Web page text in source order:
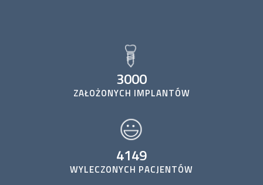
ZAŁOŻONYCH IMPLANTÓW
3000
WYLECZONYCH PACJENTÓW
4149